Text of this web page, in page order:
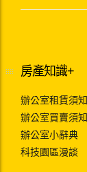
房產知識+
辦公室租賃須知
辦公室買賣須知
辦公室小辭典
科技園區漫談